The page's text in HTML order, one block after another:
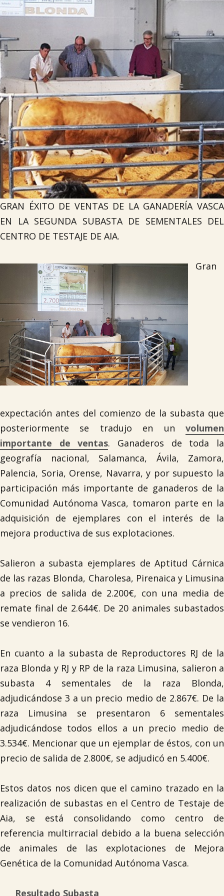
Lursail Market
GRAN ÉXITO DE VENTAS DE LA GANADERÍA VASCA
EN LA SEGUNDA SUBASTA DE SEMENTALES DEL
CENTRO DE TESTAJE DE AIA.
Gran
expectación antes del comienzo de la subasta que
posteriormente se tradujo en un volumen
importante de ventas. Ganaderos de toda la
geografía nacional, Salamanca, Ávila, Zamora,
Palencia, Soria, Orense, Navarra, y por supuesto la
participación más importante de ganaderos de la
Comunidad Autónoma Vasca, tomaron parte en la
adquisición de ejemplares con el interés de la
mejora productiva de sus explotaciones.
Salieron a subasta ejemplares de Aptitud Cárnica
de las razas Blonda, Charolesa, Pirenaica y Limusina
a precios de salida de 2.200€, con una media de
remate final de 2.644€. De 20 animales subastados
se vendieron 16.
En cuanto a la subasta de Reproductores RJ de la
raza Blonda y RJ y RP de la raza Limusina, salieron a
subasta 4 sementales de la raza Blonda,
adjudicándose 3 a un precio medio de 2.867€. De la
raza Limusina se presentaron 6 sementales
adjudicándose todos ellos a un precio medio de
3.534€. Mencionar que un ejemplar de éstos, con un
precio de salida de 2.800€, se adjudicó en 5.400€.
Estos datos nos dicen que el camino trazado en la
realización de subastas en el Centro de Testaje de
Aia, se está consolidando como centro de
referencia multirracial debido a la buena selección
de animales de las explotaciones de Mejora
Genética de la Comunidad Autónoma Vasca.
Resultado Subasta